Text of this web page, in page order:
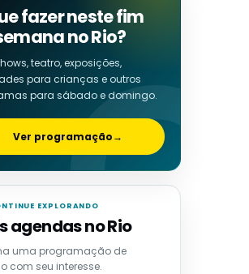
fazer neste fim
no Rio?
teatro, exposições,
para crianças e outros
para sábado e domingo.
Ver programação→
EXPLORANDO
agendas no Rio
uma programação de
com seu interesse.